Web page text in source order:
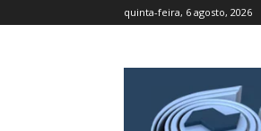
quinta-feira, 6 agosto, 2026